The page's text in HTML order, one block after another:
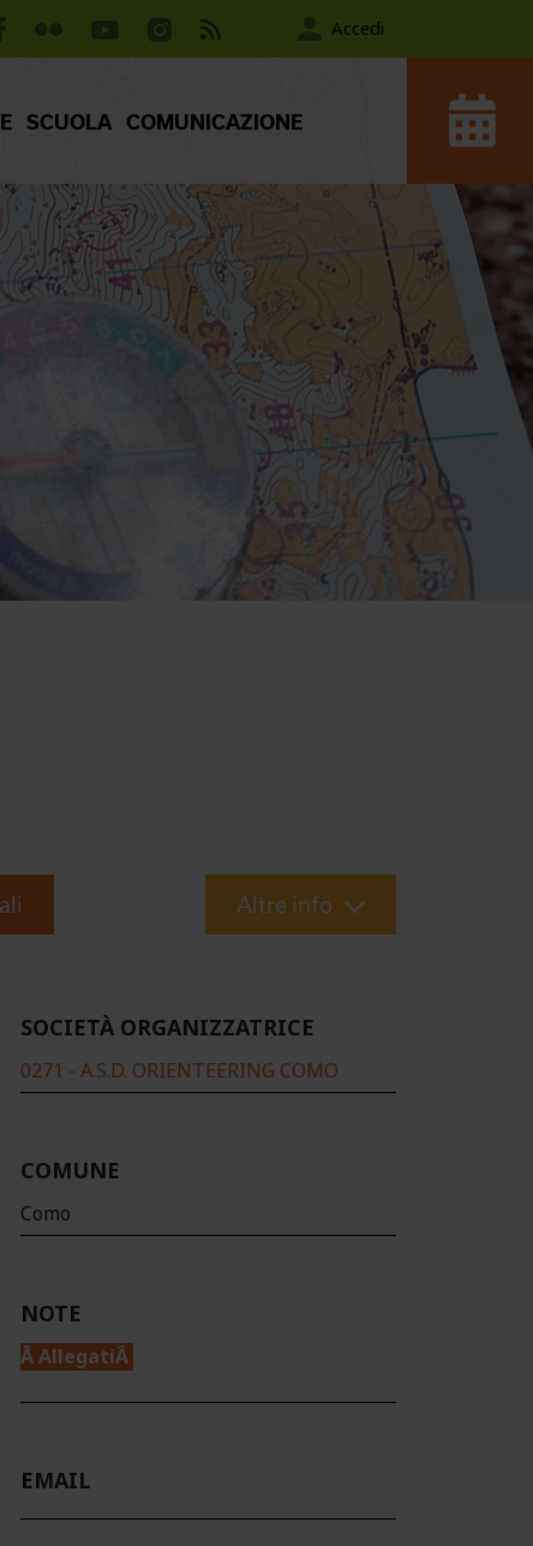
Accedi
SCUOLA COMUNICAZIONE
Altre info
SOCIETÀ ORGANIZZATRICE
0271 - A.S.D. ORIENTEERING COMO
COMUNE
Como
NOTE
Â AllegatiÂ
EMAIL